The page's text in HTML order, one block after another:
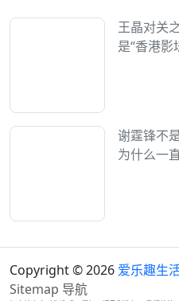
王晶对关
是“香港影
谢霆锋不
为什么一
Copyright © 2026 爱乐趣生
Sitemap 导航